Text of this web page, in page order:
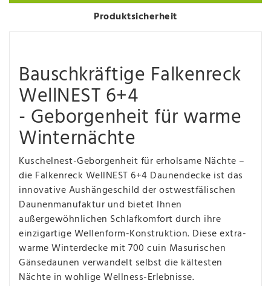
Produktsicherheit
Bauschkräftige Falkenreck
WellNEST 6+4
- Geborgenheit für warme
Winternächte
Kuschelnest-Geborgenheit für erholsame Nächte –
die Falkenreck WellNEST 6+4 Daunendecke ist das
innovative Aushängeschild der ostwestfälischen
Daunenmanufaktur und bietet Ihnen
außergewöhnlichen Schlafkomfort durch ihre
einzigartige Wellenform-Konstruktion. Diese extra-
warme Winterdecke mit 700 cuin Masurischen
Gänsedaunen verwandelt selbst die kältesten
Nächte in wohlige Wellness-Erlebnisse.